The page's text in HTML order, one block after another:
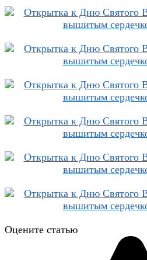
Оцените статью